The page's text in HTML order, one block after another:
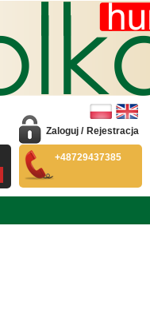
Zaloguj / Rejestracja
+48729437385